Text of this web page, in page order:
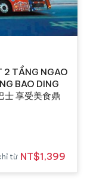
TẦNG NGAO
BAO DING
士 享受美食鼎
từ NT$1,399